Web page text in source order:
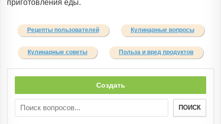
приготовления еды.
Рецепты пользователей Кулинарные вопросы
Кулинарные советы Польза и вред продуктов
Создать
ПОИСК